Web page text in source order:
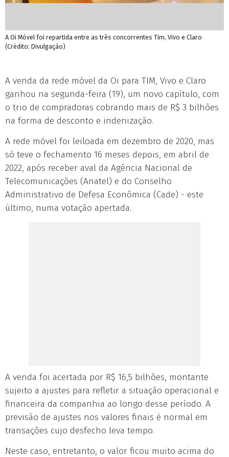
A Oi Móvel foi repartida entre as três concorrentes Tim, Vivo e Claro
(Crédito: Divulgação)
A venda da rede móvel da Oi para TIM, Vivo e Claro
ganhou na segunda-feira (19), um novo capítulo, com
o trio de compradoras cobrando mais de R$ 3 bilhões
na forma de desconto e indenização.
A rede móvel foi leiloada em dezembro de 2020, mas
só teve o fechamento 16 meses depois, em abril de
2022, após receber aval da Agência Nacional de
Telecomunicações (Anatel) e do Conselho
Administrativo de Defesa Econômica (Cade) - este
último, numa votação apertada.
A venda foi acertada por R$ 16,5 bilhões, montante
sujeito a ajustes para refletir a situação operacional e
financeira da companhia ao longo desse período. A
previsão de ajustes nos valores finais é normal em
transações cujo desfecho leva tempo.
Neste caso, entretanto, o valor ficou muito acima do